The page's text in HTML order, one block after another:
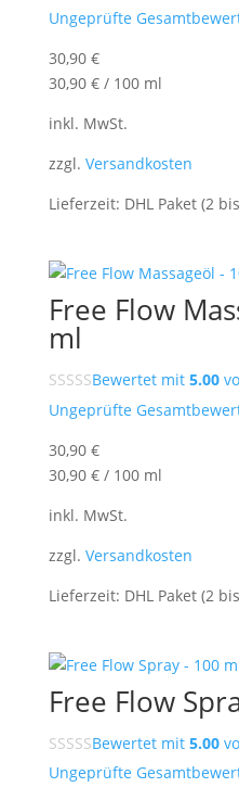
Ungeprüfte
30,90 €
30,90 €/ 100 ml
inkl. MwSt.
zzgl. Versandkosten
Lieferzeit: DHL Paket (2
Free Flow
ml
Bewertet mit 5.00
Ungeprüfte
30,90 €
30,90 €/ 100 ml
inkl. MwSt.
zzgl. Versandkosten
Lieferzeit: DHL Paket (2
Free Flow
Bewertet mit 5.00
Ungeprüfte